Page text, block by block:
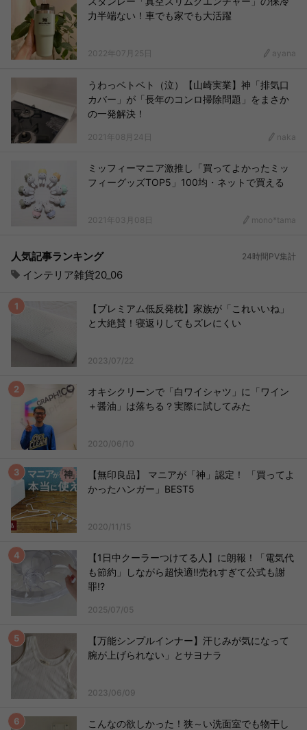
力半端ない！車でも家でも大活躍
2022年07月25日 ayana
うわっベトベト（泣）【山崎実業】神「排気口
カバー」が「長年のコンロ掃除問題」をまさか
の一発解決！
2021年08月24日 naka
ミッフィーマニア激推し「買ってよかったミッ
フィーグッズTOP5」100均・ネットで買える
2021年03月08日 mono*tama
人気記事ランキング 24時間PV集計
インテリア雑貨20_06
【プレミアム低反発枕】家族が「これいいね」
と大絶賛！寝返りしてもズレにくい
2023/07/22
オキシクリーンで「白ワイシャツ」に「ワイン
＋醤油」は落ちる？実際に試してみた
2020/06/10
【無印良品】 マニアが「神」認定！ 「買ってよ
かったハンガー」BEST5
2020/11/15
【1日中クーラーつけてる人】に朗報！「電気代
も節約」しながら超快適!!売れすぎて公式も謝
罪!?
2025/07/05
【万能シンプルインナー】汗じみが気になって
腕が上げられない」とサヨナラ
2023/06/09
こんなの欲しかった！狭～い洗面室でも物干し